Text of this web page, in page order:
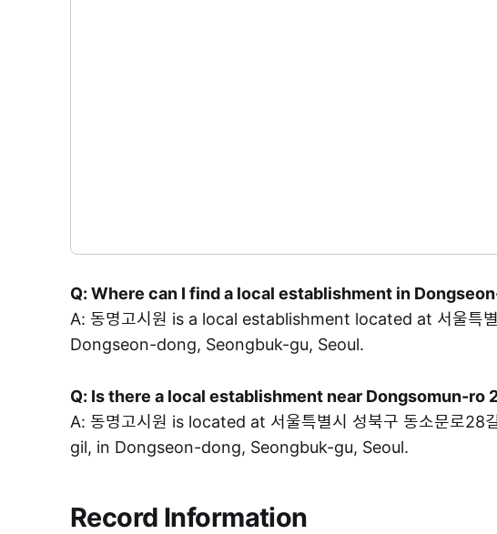
Q: Where can I find a local establishment in
A: 동명고시원 is a local establishment located at 서울특
Dongseon-dong, Seongbuk-gu, Seoul.
Q: Is there a local establishment near Dongsomun-ro
A: 동명고시원 is located at 서울특별시 성북구 동소문로
gil, in Dongseon-dong, Seongbuk-gu, Seoul.
Record Information